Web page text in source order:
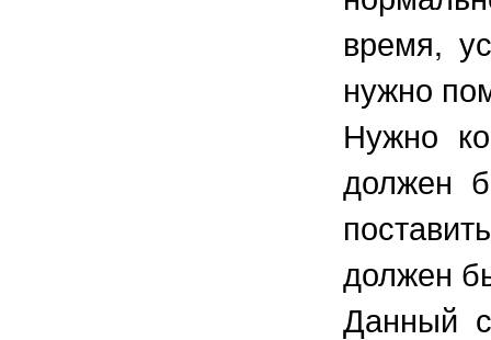
время,
нужно
Нужно
должен
должен
Данный